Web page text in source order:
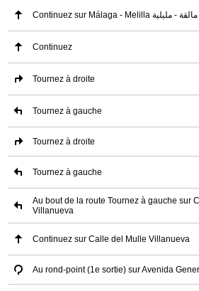
Continuez sur Málaga - Melilla مالقة - مليلية
Continuez
Tournez à droite
Tournez à gauche
Tournez à droite
Tournez à gauche
Au bout de la route Tournez à gauche sur
Villanueva
Continuez sur Calle del Mulle Villanueva
Au rond-point (1e sortie) sur Avenida